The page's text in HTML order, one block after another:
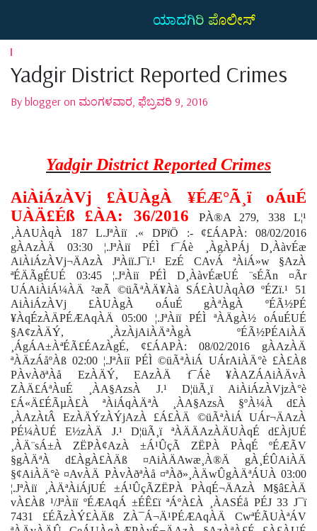
ಯಾದಗಿರಿ ಪೊಲೀಸ್
Yadgir District Reported Crimes
By blogger on ಮಂಗಳವಾರ, ಫೆಬ್ರವರಿ 9, 2016
Yadgir District Reported Crimes
AiÀiÁzÀVj £ÀUÀgÀ ¥ÉÆ°Ã¸ï oÁuÉ
UÀÄ£Éß £ÀA: 36/2016
PÀ®A 279, 338 L¦¹
¸ÀAUÀqÀ 187 L.JªÀiï .« DPïÖ :- ¢£ÁAPÀ: 08/02/2016
gÀAzÀÄ 03:30 ¦.JªÀiï PÉÌ f¯Áè ¸ÀgÀPÁj D¸ÀàvÉæ
AiÀiÁzÀVj¬ÄAzÀ JªÀiï.J¯ï.¹ EzÉ CAvÁ ªÀiÁ»w §AzÀ
ªÉÄÃgÉUÉ 03:45 ¦.JªÀiï PÉÌ D¸ÀàvÉæUÉ ¨sÉÃn ¤Ãr
UÁAiÀiÁ¼ÀÄ ²æÃ ©üÃªÀÄ¥Àà SÁ£ÀUÀqÀØ ºÉZï.¹ 51
AiÀiÁzÀVj £ÀUÀgÀ oÁuÉ gÀªÀgÀ ºÉÃ½PÉ
¥ÀqÉzÀÄPÉÆAqÀÄ 05:00 ¦.JªÀiï PÉÌ ªÀÄgÀ½ oÁuÉUÉ
§A¢zÀÄÝ, ¸ÀzÀjAiÀÄªÀgÀ ºÉÃ½PÉAiÀÄ
¸ÁgÁA±ÀªÉÃ£ÉAzÀgÉ, ¢£ÁAPÀ: 08/02/2016 gÀAzÀÄ
ªÀÄzÁåºÀß 02:00 ¦.JªÀiï PÉÌ ©üÃªÀiÁ UÁrAiÀÄ°è £À£Àß
PÀvÀðªÀå EzÀÄÝ, EAzÀÄ f¯Áè ¥ÀAZÁAiÀÄvÀ
ZÀÄ£ÁªÀuÉ ¸ÀA§AzsÀ J.¹ D¦üÃ¸ï AiÀiÁzÀVjzÀ°è
£Á«Ä£ÉÃµÀ£À ªÀiÁqÀÄªÀ ¸ÀA§AzsÀ §ºÀ¼À d£À
¸ÀAzÀtÂ EzÀÄÝzÀÝjAzÀ £Á£ÀÄ ©üÃªÀiÁ UÁr¬ÄAzÀ
PÉ¼ÀUÉ E½zÀÄ J.¹ D¦üÃ¸ï ªÀÄÄAzÀÄUÀqÉ d£ÀjUÉ
¸ÀÄ¨sÁ±À ZËPÀ¢AzÀ ±Á¹ÛçÃ ZËPÀ PÀqÉ ºÉÆÃV
§gÀÄªÀ d£ÀgÀ£ÀÄß ¤AiÀÄAwæ¸À®Ä gÀ¸ÉÛAiÀÄ
§¢AiÀÄ°è ¤AvÀÄ PÀvÀðªÀå ¤ªÀð»¸ÀÄwÛgÀÄªÁUÀ 03:00
¦.JªÀiï ¸ÀÄªÀiÁjUÉ ±Á¹ÛçÃZËPÀ PÀqÉ¬ÄAzÀ M§â£ÀÄ
vÀ£Àß ¹/JªÀiï ºÉÆAqÁ ±ÉÊ£ï ªÁºÀ£À ¸ÀASÉå PÉJ 33 J¯ï
7431 £ÉÃzÀÝ£ÀÄß ZÀ¯Á¬Ä¹PÉÆAqÀÄ CwªÉÃUÀªÁV